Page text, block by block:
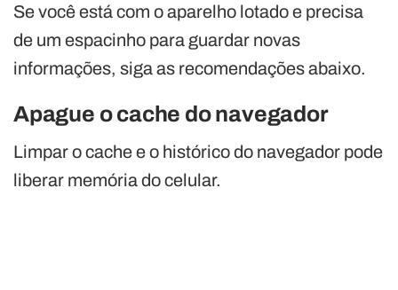
Se você está com o aparelho lotado e precisa
de um espacinho para guardar novas
informações, siga as recomendações abaixo.
Apague o cache do navegador
Limpar o cache e o histórico do navegador pode
liberar memória do celular.